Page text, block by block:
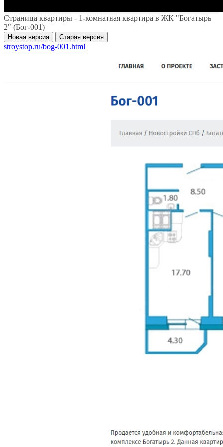
Страница квартиры - 1-комнатная квартира в ЖК "Богатырь
2" (Бог-001)
Новая версия Старая версия
stroystop.ru/bog-001.html